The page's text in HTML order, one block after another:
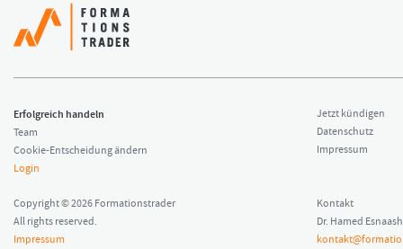
Erfolgreich handeln
Team
Cookie-Entscheidung ändern
Login
Jetzt kündigen
Datenschutz
Impressum
Copyright © 2026 Formationstrader
All rights reserved.
Impressum
Kontakt
Dr. Hamed